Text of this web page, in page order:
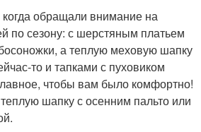
обращали внимание на
по сезону: с шерстяным платьем
а теплую меховую шапку
то и тапками с пуховиком
чтобы вам было комфортно!
шапку с осенним пальто или